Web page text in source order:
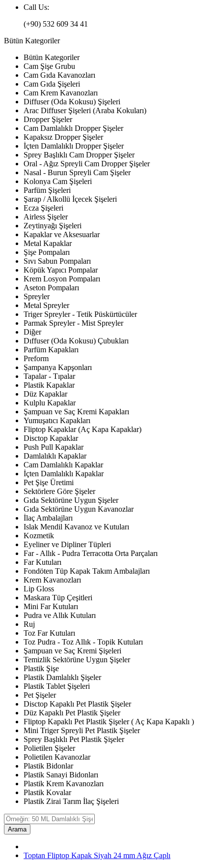
Call Us:
(+90) 532 609 34 41
Bütün Kategoriler
Bütün Kategoriler
Cam Şişe Grubu
Cam Gıda Kavanozları
Cam Gıda Şişeleri
Cam Krem Kavanozları
Diffuser (Oda Kokusu) Şişeleri
Arac Diffuser Şişeleri (Araba Kokuları)
Dropper Şişeler
Cam Damlalıklı Dropper Şişeler
Kapaksız Dropper Şişeler
İçten Damlalıklı Dropper Şişeler
Sprey Başlıklı Cam Dropper Şişeler
Oral - Ağız Spreyli Cam Dropper Şişeler
Nasal - Burun Spreyli Cam Şişeler
Kolonya Cam Şişeleri
Parfüm Şişeleri
Şarap / Alkollü İçecek Şişeleri
Ecza Şişeleri
Airless Şişeler
Zeytinyağı Şişeleri
Kapaklar ve Aksesuarlar
Metal Kapaklar
Şişe Pompaları
Sıvı Sabun Pompaları
Köpük Yapıcı Pompalar
Krem Losyon Pompaları
Aseton Pompaları
Spreyler
Metal Spreyler
Triger Spreyler - Tetik Püskürtücüler
Parmak Spreyler - Mist Spreyler
Diğer
Dıffuser (Oda Kokusu) Çubukları
Parfüm Kapakları
Preform
Şampanya Kapşonları
Tapalar - Tıpalar
Plastik Kapaklar
Düz Kapaklar
Kulplu Kapaklar
Şampuan ve Saç Kremi Kapakları
Yumuşatıcı Kapakları
Fliptop Kapaklar (Aç Kapa Kapaklar)
Disctop Kapaklar
Push Pull Kapaklar
Damlalıklı Kapaklar
Cam Damlalıklı Kapaklar
İçten Damlalıklı Kapaklar
Pet Şişe Üretimi
Sektörlere Göre Şişeler
Gıda Sektörüne Uygun Şişeler
Gıda Sektörüne Uygun Kavanozlar
İlaç Ambalajları
Islak Mendil Kavanoz ve Kutuları
Kozmetik
Eyeliner ve Dipliner Tüpleri
Far - Allık - Pudra Terracotta Orta Parçaları
Far Kutuları
Fondöten Tüp Kapak Takım Ambalajları
Krem Kavanozları
Lip Gloss
Maskara Tüp Çeşitleri
Mini Far Kutuları
Pudra ve Allık Kutuları
Ruj
Toz Far Kutuları
Toz Pudra - Toz Allık - Topik Kutuları
Şampuan ve Saç Kremi Şişeleri
Temizlik Sektörüne Uygun Şişeler
Plastik Şişe
Plastik Damlalıklı Şişeler
Plastik Tablet Şişeleri
Pet Şişeler
Disctop Kapaklı Pet Plastik Şişeler
Düz Kapaklı Pet Plastik Şişeler
Fliptop Kapaklı Pet Plastik Şişeler ( Aç Kapa Kapaklı )
Mini Triger Spreyli Pet Plastik Şişeler
Sprey Başlıklı Pet Plastik Şişeler
Polietilen Şişeler
Polietilen Kavanozlar
Plastik Bidonlar
Plastik Sanayi Bidonları
Plastik Krem Kavanozları
Plastik Kovalar
Plastik Zirai Tarım İlaç Şişeleri
Arama
Toptan Fliptop Kapak Siyah 24 mm Ağız Çaplı